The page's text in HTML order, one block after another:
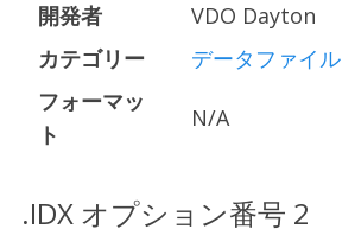
開発者
VDO Dayton
カテゴリー
データファイル
フォーマッ
ト
N/A
.IDX オプション番号 2